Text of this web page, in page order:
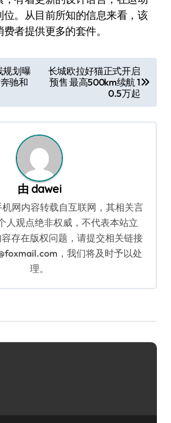
。从目前所知的信息来看，该
者提供更多的套件。
规划曝
驰和
长城欧拉好猫正式开启
预售 最高500km续航 1
0.5万起
由 dawei
机网内容转载自互联网，其相关言
人观点绝非权威，不代表本站立
存在版权问题，请提交相关链接
，我们将及时予以处
理。